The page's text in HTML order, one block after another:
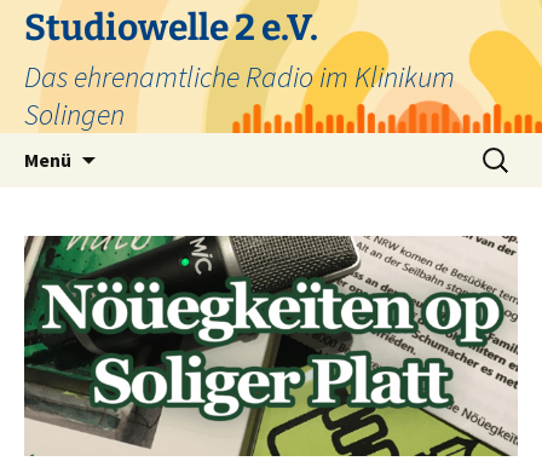
Zum
Inhalt
springen
Studiowelle 2 e.V.
Das ehrenamtliche Radio im Klinikum
Solingen
Menü
Suchen
nach: